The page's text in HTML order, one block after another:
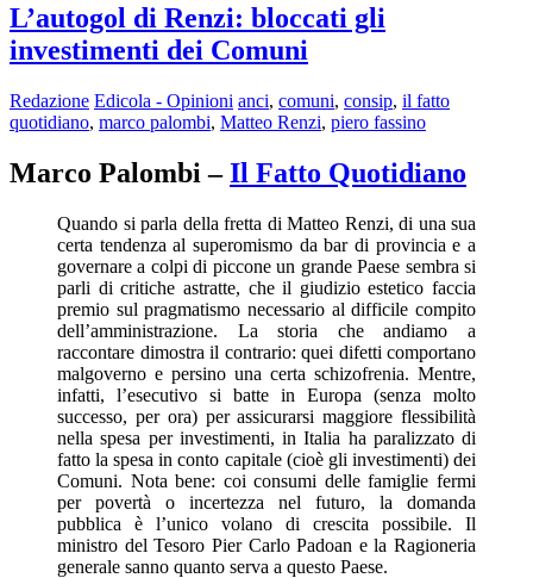
L’autogol di Renzi: bloccati gli
investimenti dei Comuni
Redazione Edicola - Opinioni anci, comuni, consip, il fatto
quotidiano, marco palombi, Matteo Renzi, piero fassino
Marco Palombi –Il Fatto Quotidiano
Quando si parla della fretta di Matteo Renzi, di una sua
certa tendenza al superomismo da bar di provincia e a
governare a colpi di piccone un grande Paese sembra si
parli di critiche astratte, che il giudizio estetico faccia
premio sul pragmatismo necessario al difficile compito
dell’amministrazione. La storia che andiamo a
raccontare dimostra il contrario: quei difetti comportano
malgoverno e persino una certa schizofrenia. Mentre,
infatti, l’esecutivo si batte in Europa (senza molto
successo, per ora) per assicurarsi maggiore flessibilità
nella spesa per investimenti, in Italia ha paralizzato di
fatto la spesa in conto capitale (cioè gli investimenti) dei
Comuni. Nota bene: coi consumi delle famiglie fermi
per povertà o incertezza nel futuro, la domanda
pubblica è l’unico volano di crescita possibile. Il
ministro del Tesoro Pier Carlo Padoan e la Ragioneria
generale sanno quanto serva a questo Paese.